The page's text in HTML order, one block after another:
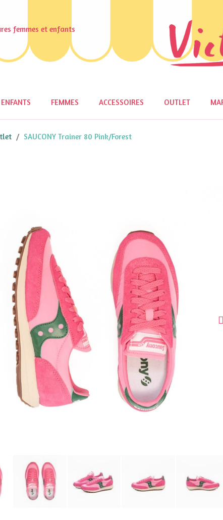
femmes et enfants
ENFANTS FEMMES ACCESSOIRES OUTLET
SAUCONY Trainer 80 Pink/Forest